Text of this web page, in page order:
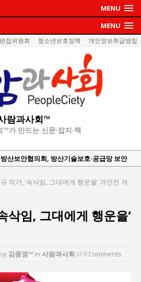
MENU
MENU
편집위원회 청소년보호정책 개인정보취급방침
람과사회™
가 만드는 신문·잡지·책
산보안협의회, 방산기술보호·공급망 보안
충청향우회중앙회 총재 취임 논란 확산
1일 의장 선출은 ‘위법’이다”
작가, 생활문화상품 4종 판매
작가, ‘속삭임, 그대에게 행운을’ 개인전 개
삭임, 그대에게 행운을’
by 김종영™ in 사람과사회 // 0 Comments